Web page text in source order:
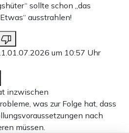
sollte schon „das
ausstrahlen!
01.07.2026 um 10:57 Uhr
inzwischen
was zur Folge hat, dass
nach
müssen.